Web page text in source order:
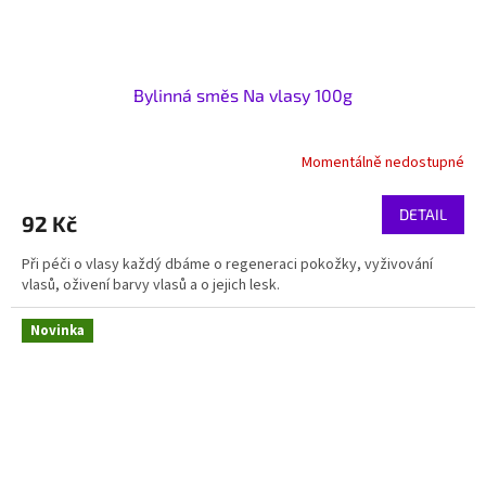
Bylinná směs Na vlasy 100g
Momentálně nedostupné
92 Kč DETAIL
Při péči o vlasy každý dbáme o regeneraci pokožky, vyživování
vlasů, oživení barvy vlasů a o jejich lesk.
Novinka